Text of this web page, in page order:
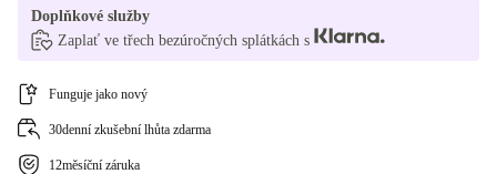
Doplňkové služby
Zaplať ve třech bezúročných splátkách s
Funguje jako nový
30denní zkušební lhůta zdarma
12měsíční záruka